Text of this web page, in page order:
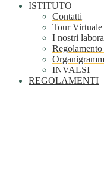
ISTITUTO
Contatti
Tour Virtuale
I nostri
INVALSI
REGOLAMENTI